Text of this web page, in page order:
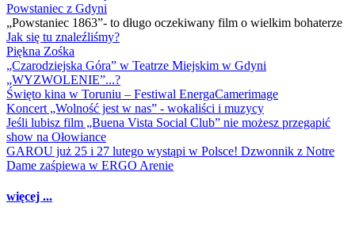
Powstaniec z Gdyni
„Powstaniec 1863”- to długo oczekiwany film o wielkim bohaterze
Jak się tu znaleźliśmy?
Piękna Zośka
„Czarodziejska Góra” w Teatrze Miejskim w Gdyni
„WYZWOLENIE”...?
Święto kina w Toruniu – Festiwal EnergaCamerimage
Koncert „Wolność jest w nas” - wokaliści i muzycy
Jeśli lubisz film „Buena Vista Social Club” nie możesz przegapić
show na Ołowiance
GAROU już 25 i 27 lutego wystąpi w Polsce! Dzwonnik z Notre
Dame zaśpiewa w ERGO Arenie
więcej ...